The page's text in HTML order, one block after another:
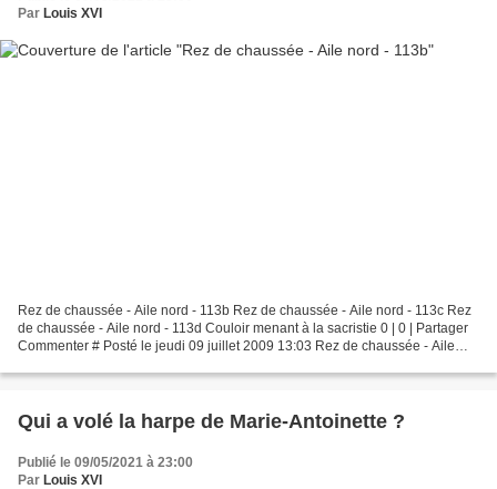
Par Louis XVI
Rez de chaussée - Aile nord - 113b Rez de chaussée - Aile nord - 113c Rez
de chaussée - Aile nord - 113d Couloir menant à la sacristie 0 | 0 | Partager
Commenter # Posté le jeudi 09 juillet 2009 13:03 Rez de chaussée - Aile
Qui a volé la harpe de Marie-Antoinette ?
Publié le 09/05/2021 à 23:00
Par Louis XVI